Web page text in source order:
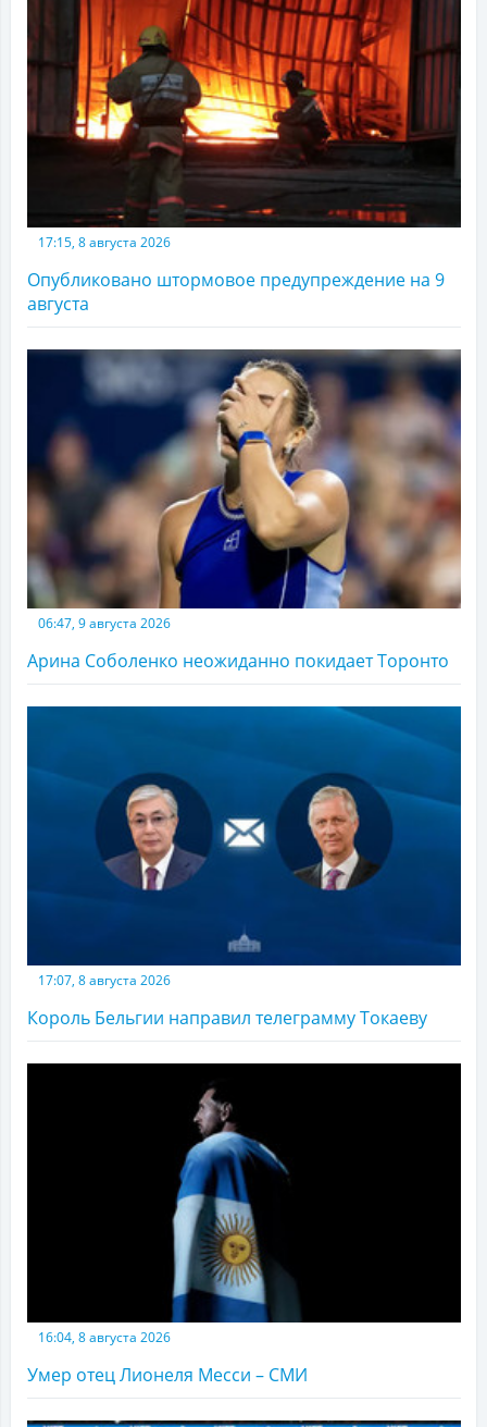
17:15, 8 августа 2026
Опубликовано штормовое предупреждение на 9
августа
06:47, 9 августа 2026
Арина Соболенко неожиданно покидает Торонто
17:07, 8 августа 2026
Король Бельгии направил телеграмму Токаеву
16:04, 8 августа 2026
Умер отец Лионеля Месси – СМИ